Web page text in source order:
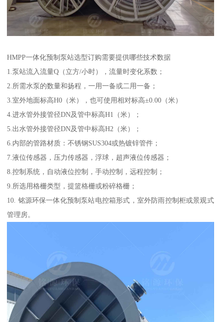
HMPP一体化预制泵站选型订购需要提供哪些技术数据
1.泵站流入流量Q（立方/小时），流量时变化系数；
2.所需水泵的数量和扬程，一用一备或二用一备；
3.室外地面标高H0（米），也可使用相对标高±0.00（米）
4.进水管外接管径DN及管中标高H1（米）；
5.出水管外接管径DN及管中标高H2（米）；
6.内部的管路材质：不锈钢SUS304或热镀锌管件；
7.液位传感器，压力传感器，浮球，超声液位传感器；
8.控制系统，自动液位控制，手动控制，远程控制；
9.所选用格栅类型，提篮格栅或粉碎格栅；
10. 铭源环保一体化预制泵站电控箱形式，室外防雨控制柜或景观式
管理房。